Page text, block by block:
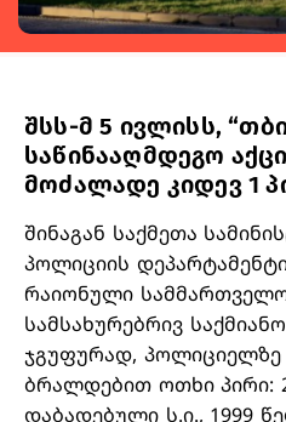
შსს-მ 5 ივლისს,
საწინააღმდეგო
მოძალადე კიდევ 1
შინაგან საქმეთა
პოლიციის
რაიონული
სამსახურებრივ
ჯგუფურად, პოლიციელზე
ბრალდებით ოთხი პირი:
დაბადებული ს.ი., 1999